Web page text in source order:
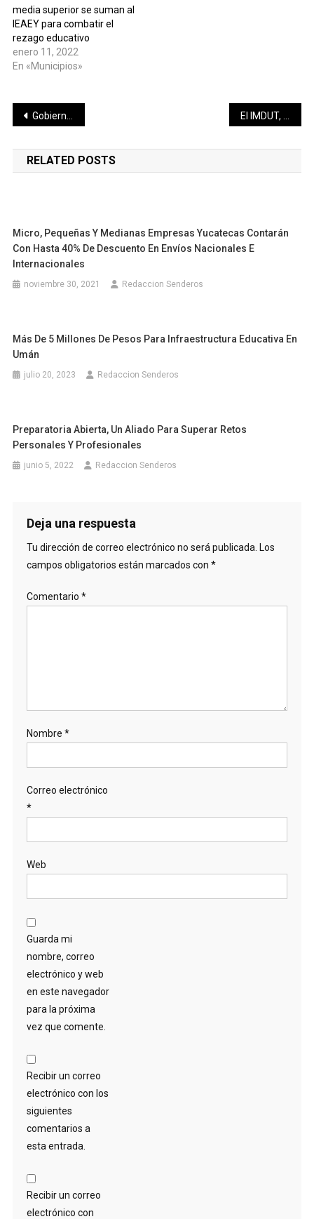
media superior se suman al
IEAEY para combatir el
rezago educativo
enero 11, 2022
En «Municipios»
Navegación
de
entradas
Gobierno del Estado construye la nueva Escuela Secundaria Federal #17 «Roger Hervé Aguilar Salazar» en Kanasín
RELATED POSTS
Micro, Pequeñas Y Medianas Empresas Yucatecas Contarán
Con Hasta 40% De Descuento En Envíos Nacionales E
Internacionales
noviembre 30, 2021 Redaccion Senderos
Más De 5 Millones De Pesos Para Infraestructura Educativa En
Umán
julio 20, 2023 Redaccion Senderos
Preparatoria Abierta, Un Aliado Para Superar Retos
Personales Y Profesionales
junio 5, 2022 Redaccion Senderos
Deja una respuesta
Tu dirección de correo electrónico no será publicada. Los
campos obligatorios están marcados con *
Comentario *
Nombre *
Correo electrónico
*
Web
Guarda mi
nombre, correo
electrónico y web
en este navegador
para la próxima
vez que comente.
Recibir un correo
electrónico con los
siguientes
comentarios a
esta entrada.
Recibir un correo
electrónico con